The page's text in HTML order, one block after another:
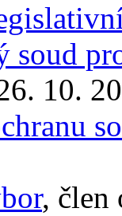
soud
10.
, člen